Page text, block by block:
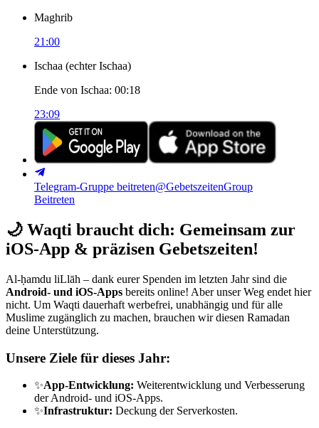
Maghrib
21:00
Ischaa (echter Ischaa)
Ende von Ischaa: 00:18
23:09
Telegram-Gruppe beitreten@GebetszeitenGroup
Beitreten
🌙 Waqti braucht dich: Gemeinsam zur
iOS-App & präzisen Gebetszeiten!
Al-ḥamdu liLlāh – dank eurer Spenden im letzten Jahr sind die
Android- und iOS-Apps bereits online! Aber unser Weg endet hier
nicht. Um Waqti dauerhaft werbefrei, unabhängig und für alle
Muslime zugänglich zu machen, brauchen wir diesen Ramadan
deine Unterstützung.
Unsere Ziele für dieses Jahr:
✨App-Entwicklung: Weiterentwicklung und Verbesserung
der Android- und iOS-Apps.
✨Infrastruktur: Deckung der Serverkosten.